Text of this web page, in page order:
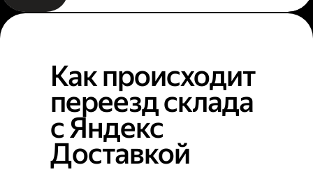
Как происходит
переезд склада
с Яндекс
Доставкой